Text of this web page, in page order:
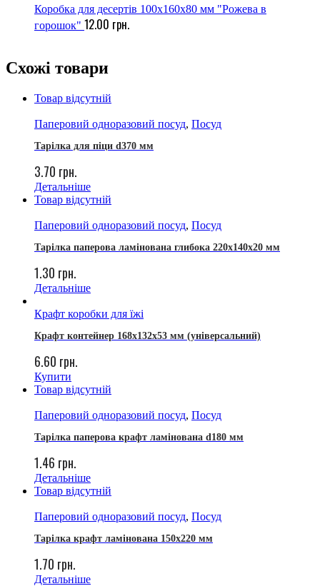
Коробка для десертів 100х160х80 мм "Рожева в
горошок" 12.00 грн.
Схожі товари
Товар відсутній
Паперовий одноразовий посуд, Посуд
Тарілка для піци d370 мм
3.70 грн.
Детальніше
Товар відсутній
Паперовий одноразовий посуд, Посуд
Тарілка паперова ламінована глибока 220х140х20 мм
1.30 грн.
Детальніше
Крафт коробки для їжі
Крафт контейнер 168х132х53 мм (універсальний)
6.60 грн.
Купити
Товар відсутній
Паперовий одноразовий посуд, Посуд
Тарілка паперова крафт ламінована d180 мм
1.46 грн.
Детальніше
Товар відсутній
Паперовий одноразовий посуд, Посуд
Тарілка крафт ламінована 150х220 мм
1.70 грн.
Детальніше